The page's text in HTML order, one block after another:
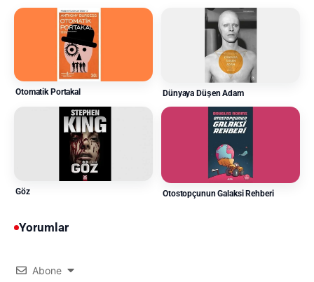
Otomatik Portakal Dünyaya Düşen Adam
Göz Otostopçunun Galaksi Rehberi
Yorumlar
Abone